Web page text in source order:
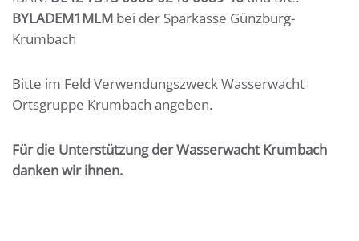
BYLADEM1MLM bei der Sparkasse Günzburg-
Krumbach
Bitte im Feld Verwendungszweck Wasserwacht
Ortsgruppe Krumbach angeben.
Für die Unterstützung der Wasserwacht Krumbach
danken wir ihnen.